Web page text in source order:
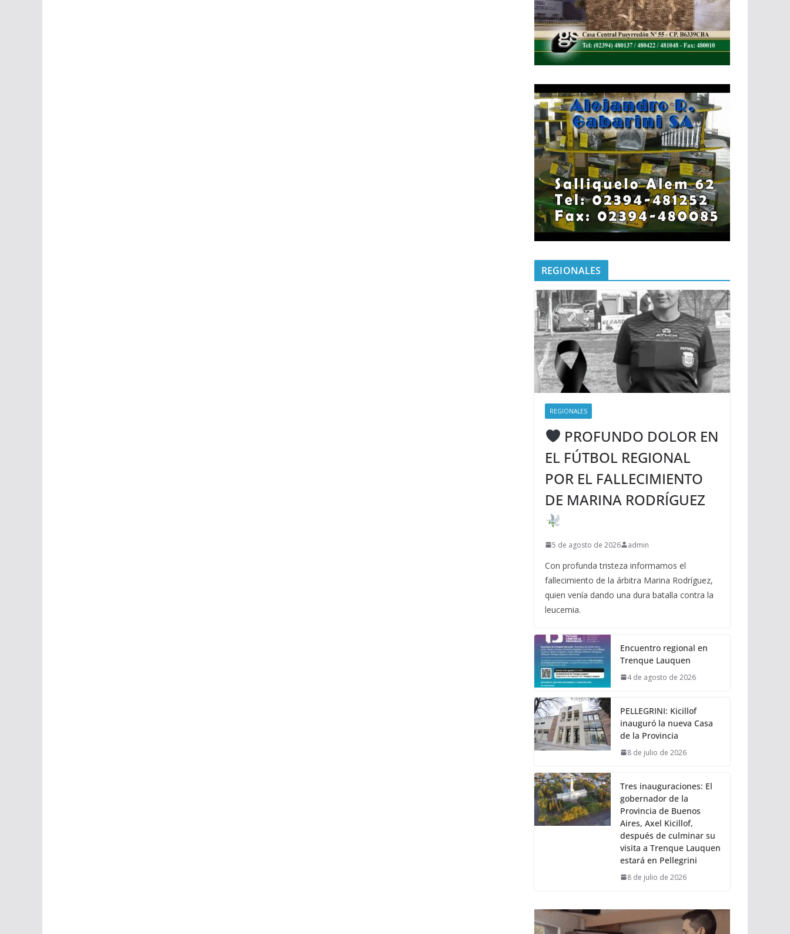
REGIONALES
REGIONALES
PROFUNDO DOLOR EN
EL FÚTBOL REGIONAL
POR EL FALLECIMIENTO
DE MARINA RODRÍGUEZ
5 de agosto de 2026 admin
Con profunda tristeza informamos el
fallecimiento de la árbitra Marina Rodríguez,
quien venía dando una dura batalla contra la
leucemia.
Encuentro regional en
Trenque Lauquen
4 de agosto de 2026
PELLEGRINI: Kicillof
inauguró la nueva Casa
de la Provincia
8 de julio de 2026
Tres inauguraciones: El
gobernador de la
Provincia de Buenos
Aires, Axel Kicillof,
después de culminar su
visita a Trenque Lauquen
estará en Pellegrini
8 de julio de 2026